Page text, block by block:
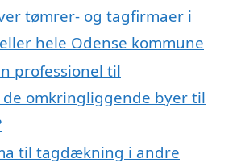
tømrer- og tagfirmaer i
hele Odense kommune
professionel til
omkringliggende byer til
til tagdækning i andre